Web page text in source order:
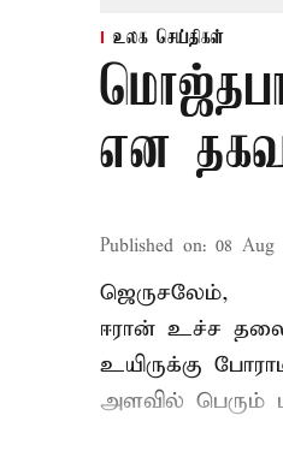
உலக செய்திகள்
என
Published on: 08 Aug
ஜெருசலேம்,
ஈரான் உச்ச
உயிருக்கு
அளவில் பெரும்